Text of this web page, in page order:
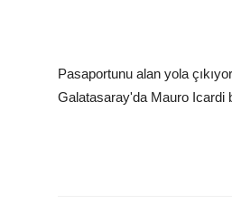
Pasaportunu alan yola
Galatasaray'da Mauro Icardi